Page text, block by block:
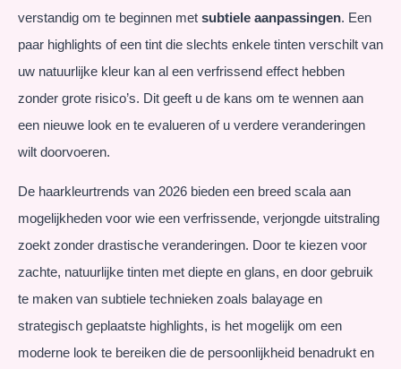
verstandig om te beginnen met subtiele aanpassingen. Een
paar highlights of een tint die slechts enkele tinten verschilt van
uw natuurlijke kleur kan al een verfrissend effect hebben
zonder grote risico’s. Dit geeft u de kans om te wennen aan
een nieuwe look en te evalueren of u verdere veranderingen
wilt doorvoeren.
De haarkleurtrends van 2026 bieden een breed scala aan
mogelijkheden voor wie een verfrissende, verjongde uitstraling
zoekt zonder drastische veranderingen. Door te kiezen voor
zachte, natuurlijke tinten met diepte en glans, en door gebruik
te maken van subtiele technieken zoals balayage en
strategisch geplaatste highlights, is het mogelijk om een
moderne look te bereiken die de persoonlijkheid benadrukt en